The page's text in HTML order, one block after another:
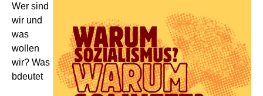
Wer sind
wir und
was
wollen
wir? Was
bdeutet